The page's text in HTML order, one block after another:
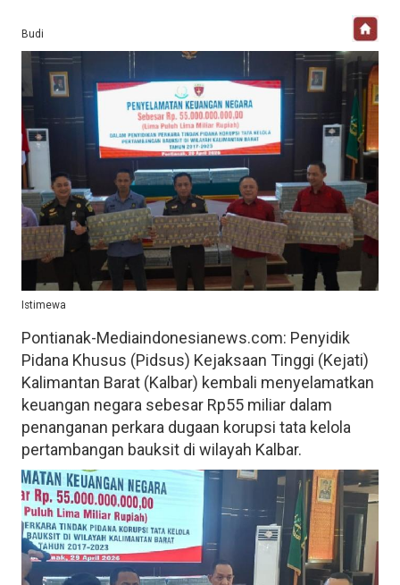
Budi
Istimewa
Pontianak-Mediaindonesianews.com: Penyidik
Pidana Khusus (Pidsus) Kejaksaan Tinggi (Kejati)
Kalimantan Barat (Kalbar) kembali menyelamatkan
keuangan negara sebesar Rp55 miliar dalam
penanganan perkara dugaan korupsi tata kelola
pertambangan bauksit di wilayah Kalbar.